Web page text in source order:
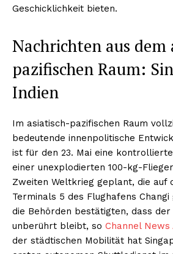
Geschicklichkeit bieten.
Nachrichten aus dem
pazifischen Raum:
Indien
Im asiatisch-pazifischen Raum
bedeutende innenpolitische
ist für den 23. Mai eine
einer unexplodierten 100-kg-
Zweiten Weltkrieg geplant, die auf
Terminals 5 des Flughafens
die Behörden bestätigten, dass
unberührt bleibt, so Channel News
der städtischen Mobilität hat